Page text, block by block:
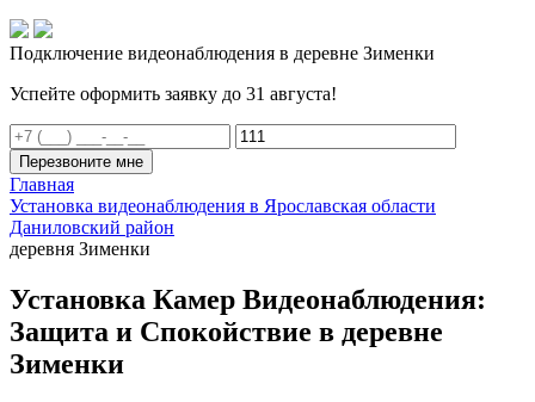
Подключение видеонаблюдения в деревне Зименки
Успейте оформить заявку до 31 августа!
Перезвоните мне
Главная
Установка видеонаблюдения в Ярославская области
Даниловский район
деревня Зименки
Установка Камер Видеонаблюдения:
Защита и Спокойствие в деревне
Зименки